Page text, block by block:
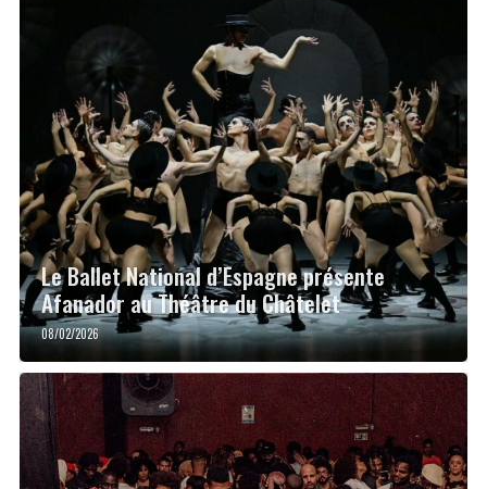
Le Ballet National d’Espagne présente
Afanador au Théâtre du Châtelet
08/02/2026